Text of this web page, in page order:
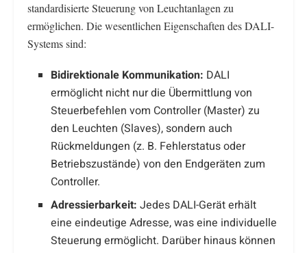
standardisierte Steuerung von Leuchtanlagen zu
ermöglichen. Die wesentlichen Eigenschaften des DALI-
Systems sind:
Bidirektionale Kommunikation: DALI
ermöglicht nicht nur die Übermittlung von
Steuerbefehlen vom Controller (Master) zu
den Leuchten (Slaves), sondern auch
Rückmeldungen (z. B. Fehlerstatus oder
Betriebszustände) von den Endgeräten zum
Controller.
Adressierbarkeit: Jedes DALI-Gerät erhält
eine eindeutige Adresse, was eine individuelle
Steuerung ermöglicht. Darüber hinaus können